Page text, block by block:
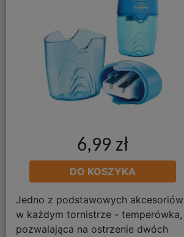
6,99 zł
DO KOSZYKA
Jedno z podstawowych akcesoriów
w każdym tornistrze - temperówka,
pozwalająca na ostrzenie dwóch